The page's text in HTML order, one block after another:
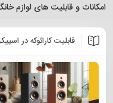
امکانات و قابلیت های لوازم
قابلیت کارائوکه در